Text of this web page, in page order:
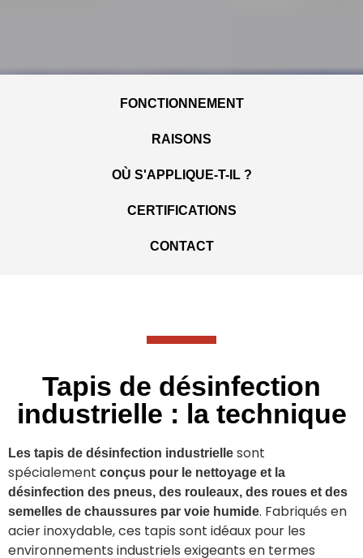
FONCTIONNEMENT
RAISONS
OÙ S'APPLIQUE-T-IL ?
CERTIFICATIONS
CONTACT
Tapis de désinfection
industrielle : la technique
Les tapis de désinfection industrielle sont
spécialement conçus pour le nettoyage et la
désinfection des pneus, des rouleaux, des roues et des
semelles de chaussures par voie humide. Fabriqués en
acier inoxydable, ces tapis sont idéaux pour les
environnements industriels exigeants en termes